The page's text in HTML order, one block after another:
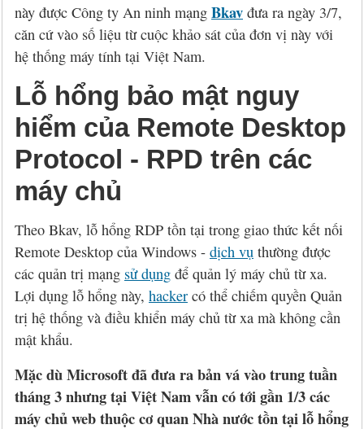
Đặt mua Webroot
này được Công ty An ninh mạng Bkav đưa ra ngày 3/7,
căn cứ vào số liệu từ cuộc khảo sát của đơn vị này với
hệ thống máy tính tại Việt Nam.
Lỗ hổng bảo mật nguy
hiểm của Remote Desktop
Protocol - RPD trên các
máy chủ
Theo Bkav, lỗ hổng RDP tồn tại trong giao thức kết nối
Remote Desktop của Windows - dịch vụ thường được
các quản trị mạng sử dụng để quản lý máy chủ từ xa.
Lợi dụng lỗ hổng này, hacker có thể chiếm quyền Quản
trị hệ thống và điều khiển máy chủ từ xa mà không cần
mật khẩu.
Mặc dù Microsoft đã đưa ra bản vá vào trung tuần
tháng 3 nhưng tại Việt Nam vẫn có tới gần 1/3 các
máy chủ web thuộc cơ quan Nhà nước tồn tại lỗ hổng